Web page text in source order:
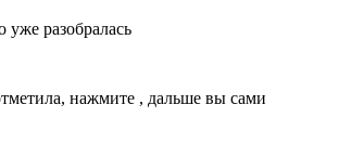
уже разобралась
нажмите , дальше вы сами